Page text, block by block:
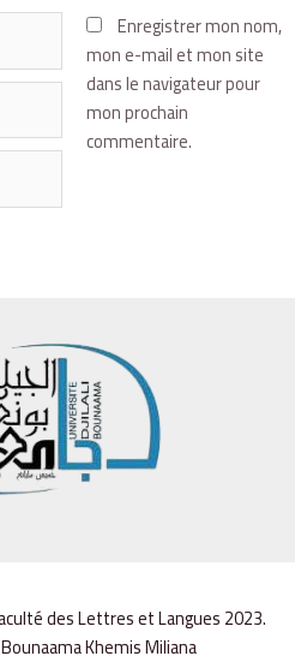
Enregistrer mon nom,
mon e-mail et mon site
dans le navigateur pour
mon prochain
commentaire.
des Lettres et Langues 2023.
Khemis Miliana